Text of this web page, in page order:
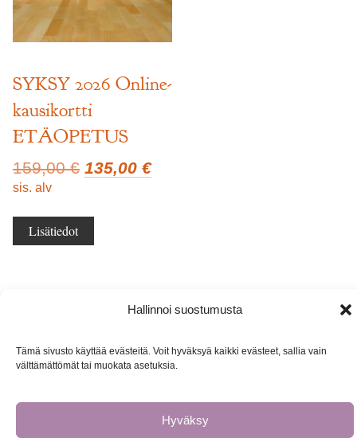
Hallinnoi suostumusta
Tämä sivusto käyttää evästeitä. Voit hyväksyä kaikki evästeet, sallia vain
välttämättömät tai muokata asetuksia.
Hyväksy
SYKSY 2026 Online-
kausikortti
ETÄOPETUS
159,00€ Alkuperäinen
159,00 €.
135,00 €Nykyinen
sis. alv
Lisätiedot